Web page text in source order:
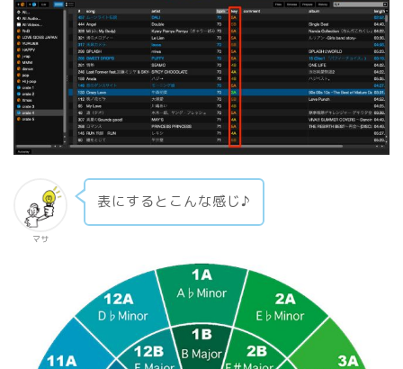
マサ
表にするとこんな感じ♪